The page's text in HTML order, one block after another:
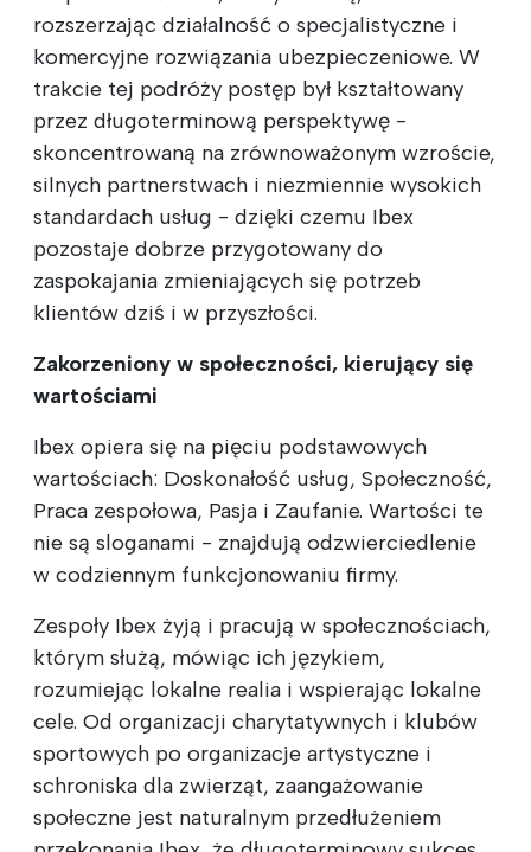
rozszerzając działalność o specjalistyczne i
komercyjne rozwiązania ubezpieczeniowe. W
trakcie tej podróży postęp był kształtowany
przez długoterminową perspektywę -
skoncentrowaną na zrównoważonym wzroście,
silnych partnerstwach i niezmiennie wysokich
standardach usług - dzięki czemu Ibex
pozostaje dobrze przygotowany do
zaspokajania zmieniających się potrzeb
klientów dziś i w przyszłości.
Zakorzeniony w społeczności, kierujący się
wartościami
Ibex opiera się na pięciu podstawowych
wartościach: Doskonałość usług, Społeczność,
Praca zespołowa, Pasja i Zaufanie. Wartości te
nie są sloganami - znajdują odzwierciedlenie
w codziennym funkcjonowaniu firmy.
Zespoły Ibex żyją i pracują w społecznościach,
którym służą, mówiąc ich językiem,
rozumiejąc lokalne realia i wspierając lokalne
cele. Od organizacji charytatywnych i klubów
sportowych po organizacje artystyczne i
schroniska dla zwierząt, zaangażowanie
społeczne jest naturalnym przedłużeniem